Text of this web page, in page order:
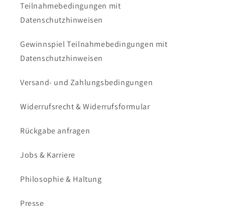
Teilnahmebedingungen mit
Datenschutzhinweisen
Gewinnspiel Teilnahmebedingungen mit
Datenschutzhinweisen
Versand- und Zahlungsbedingungen
Widerrufsrecht & Widerrufsformular
Rückgabe anfragen
Jobs & Karriere
Philosophie & Haltung
Presse